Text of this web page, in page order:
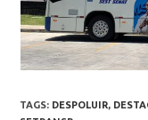
TAGS: DESPOLUIR,